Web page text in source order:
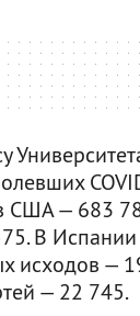
США — 683
В Испании
исходов —
— 22 745.